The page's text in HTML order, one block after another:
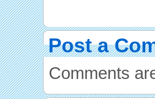
Post a
Comments